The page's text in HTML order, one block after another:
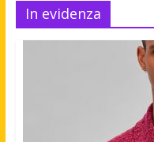
In evidenza